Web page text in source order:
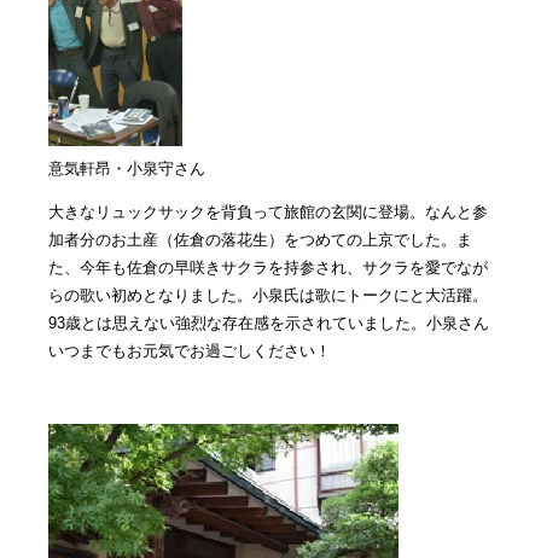
意気軒昂・小泉守さん
大きなリュックサックを背負って旅館の玄関に登場。なんと参
加者分のお土産（佐倉の落花生）をつめての上京でした。ま
た、今年も佐倉の早咲きサクラを持参され、サクラを愛でなが
らの歌い初めとなりました。小泉氏は歌にトークにと大活躍。
93歳とは思えない強烈な存在感を示されていました。小泉さん
いつまでもお元気でお過ごしください！